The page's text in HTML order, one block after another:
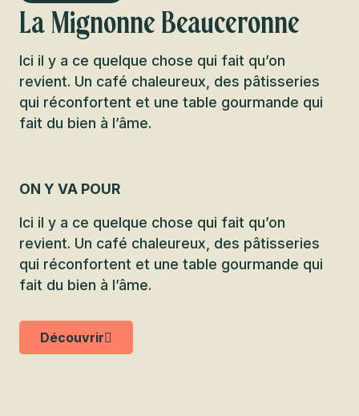
La Mignonne Beauceronne
Ici il y a ce quelque chose qui fait qu’on
revient. Un café chaleureux, des pâtisseries
qui réconfortent et une table gourmande qui
fait du bien à l’âme.
ON Y VA POUR
Ici il y a ce quelque chose qui fait qu’on
revient. Un café chaleureux, des pâtisseries
qui réconfortent et une table gourmande qui
fait du bien à l’âme.
Découvrir